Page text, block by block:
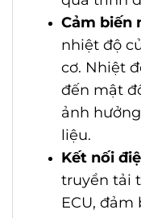
Cảm biến
nhiệt độ
cơ. Nhiệt
đến mật
ảnh
liệu.
Kết nối
truyền tải
ECU,